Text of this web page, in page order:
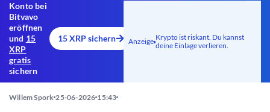
Konto bei
Bitvavo
eröffnen
und 15
XRP
gratis
sichern
15 XRP sichern Anzeige Krypto ist riskant. Du kannst
deine Einlage verlieren.
Willem Spork 25-06-2026 15:43